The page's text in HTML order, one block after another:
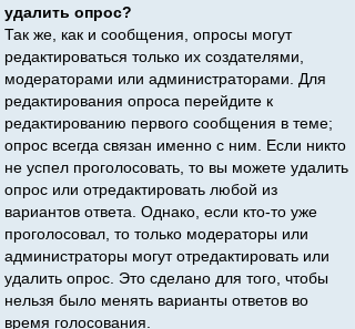
удалить опрос?
Так же, как и сообщения, опросы могут
редактироваться только их создателями,
модераторами или администраторами. Для
редактирования опроса перейдите к
редактированию первого сообщения в теме;
опрос всегда связан именно с ним. Если никто
не успел проголосовать, то вы можете удалить
опрос или отредактировать любой из
вариантов ответа. Однако, если кто-то уже
проголосовал, то только модераторы или
администраторы могут отредактировать или
удалить опрос. Это сделано для того, чтобы
нельзя было менять варианты ответов во
время голосования.